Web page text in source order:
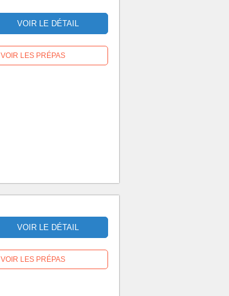
VOIR LE DÉTAIL
VOIR LES PRÉPAS
VOIR LE DÉTAIL
VOIR LES PRÉPAS